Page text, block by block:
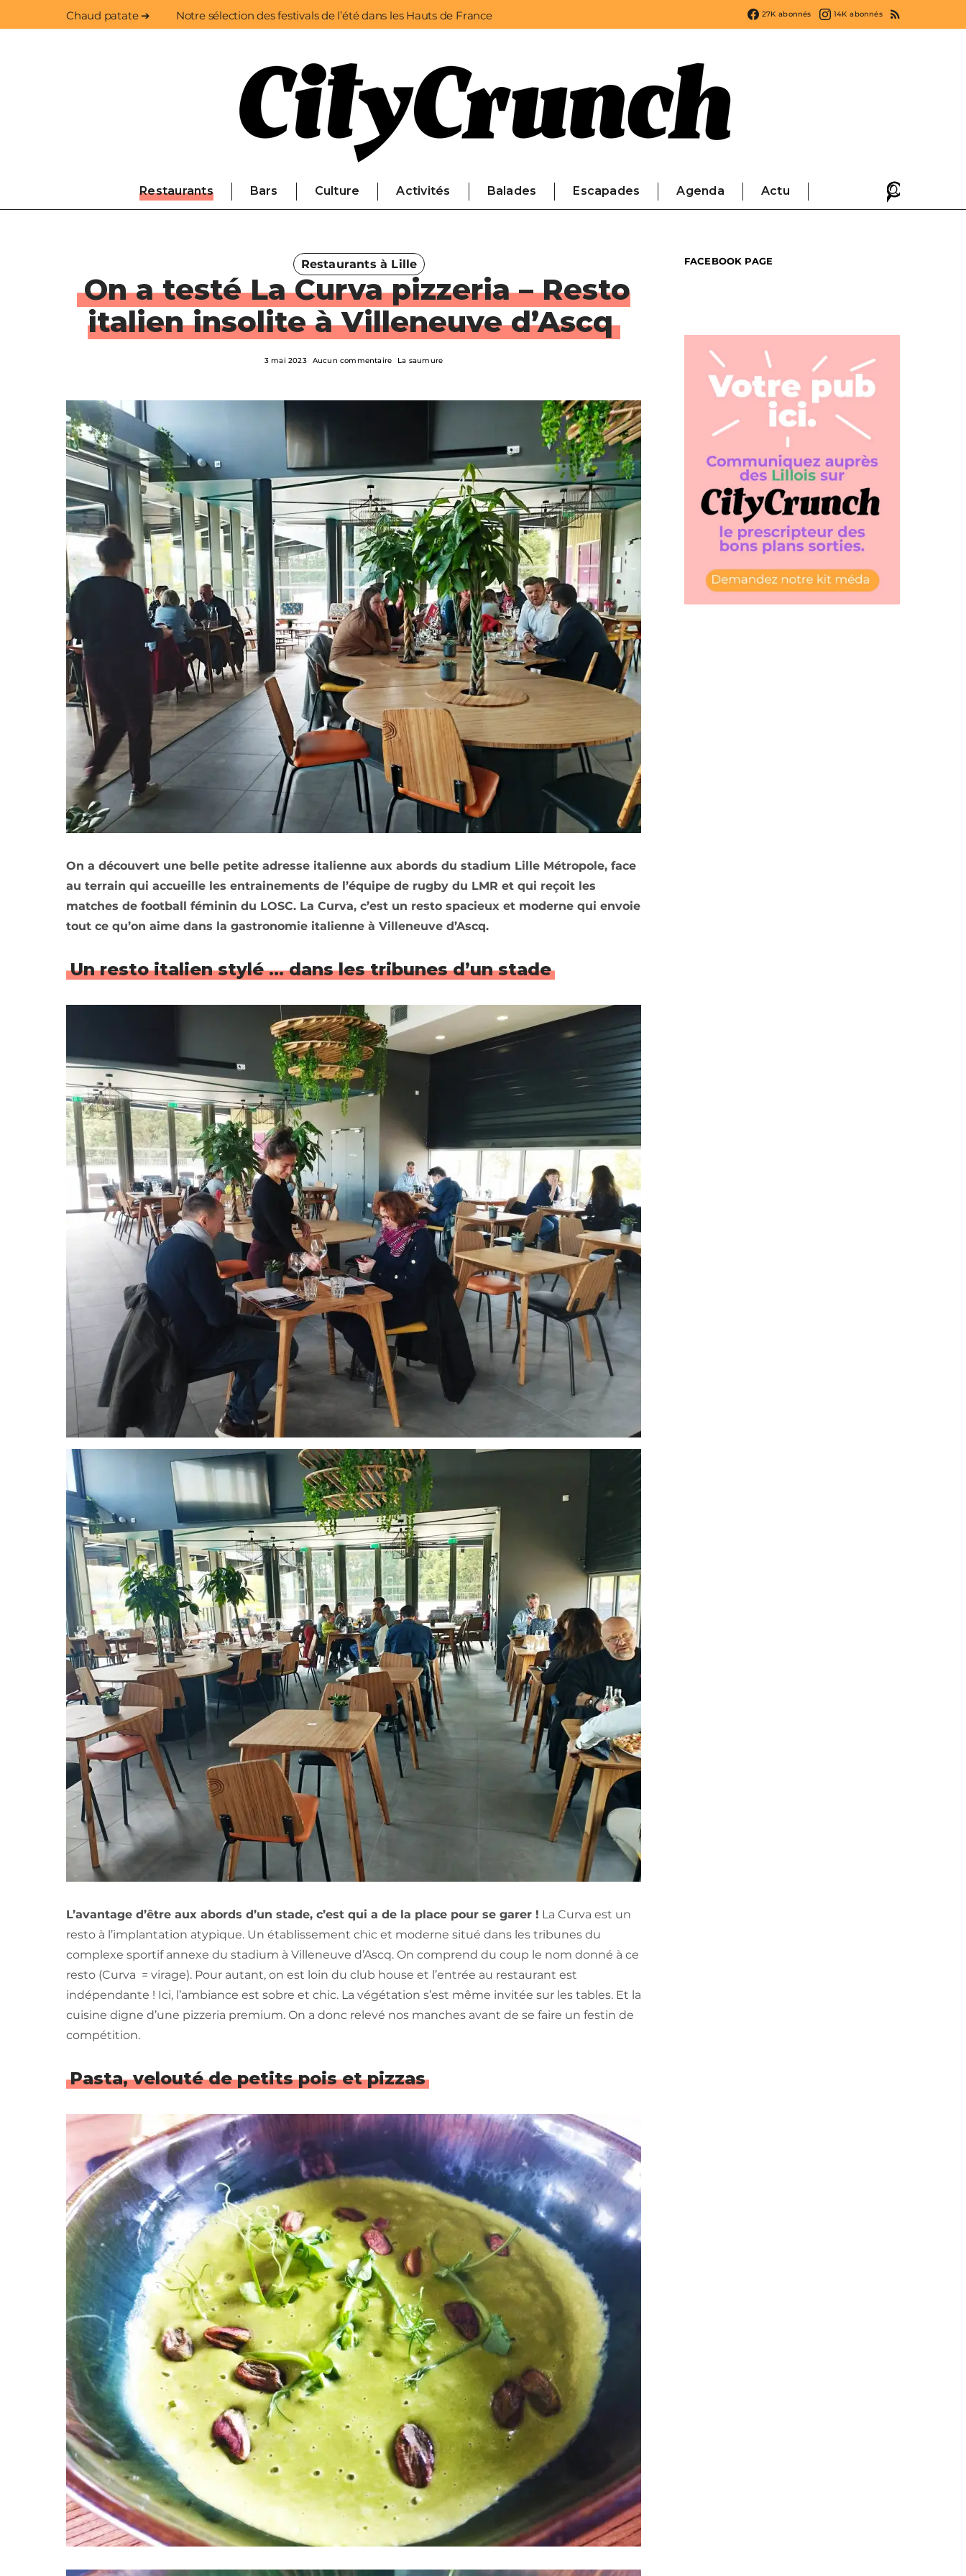
Chaud patate ➔ Notre sélection des festivals de l’été dans les Hauts de France 27K abonnés 14K abonnés
Restaurants Bars Culture Activités Balades Escapades Agenda Actu
Restaurants à Lille
On a testé La Curva pizzeria – Resto
italien insolite à Villeneuve d’Ascq
3 mai 2023 Aucun commentaire La saumure
On a découvert une belle petite adresse italienne aux abords du stadium Lille Métropole, face
au terrain qui accueille les entrainements de l’équipe de rugby du LMR et qui reçoit les
matches de football féminin du LOSC. La Curva, c’est un resto spacieux et moderne qui envoie
tout ce qu’on aime dans la gastronomie italienne à Villeneuve d’Ascq.
Un resto italien stylé … dans les tribunes d’un stade
L’avantage d’être aux abords d’un stade, c’est qui a de la place pour se garer ! La Curva est un
resto à l’implantation atypique. Un établissement chic et moderne situé dans les tribunes du
complexe sportif annexe du stadium à Villeneuve d’Ascq. On comprend du coup le nom donné à ce
resto (Curva = virage). Pour autant, on est loin du club house et l’entrée au restaurant est
indépendante ! Ici, l’ambiance est sobre et chic. La végétation s’est même invitée sur les tables. Et la
cuisine digne d’une pizzeria premium. On a donc relevé nos manches avant de se faire un festin de
compétition.
Pasta, velouté de petits pois et pizzas
FACEBOOK PAGE